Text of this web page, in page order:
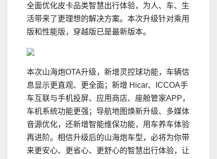
全面优化皮卡品类智慧出行体验，为人、车、生
活带来了更理想的解决方案。本次升级针对乘用
版和性能版，穿越版已是最新版本。
本次山海炮OTA升级，新增灵控球功能，车辆信
息显示更直观、更全面；新增 Hicar、ICCOA手
车互联与手机投屏、应用商店、座舱管家APP，
车机系统功能更强；导航地图焕新升级、多媒体
音源优化，还新增智能维保功能，用车养车体验
再进阶。相信升级后的山海炮车型，必将为你带
来更安心、更省心、更舒心的智慧出行体验，让